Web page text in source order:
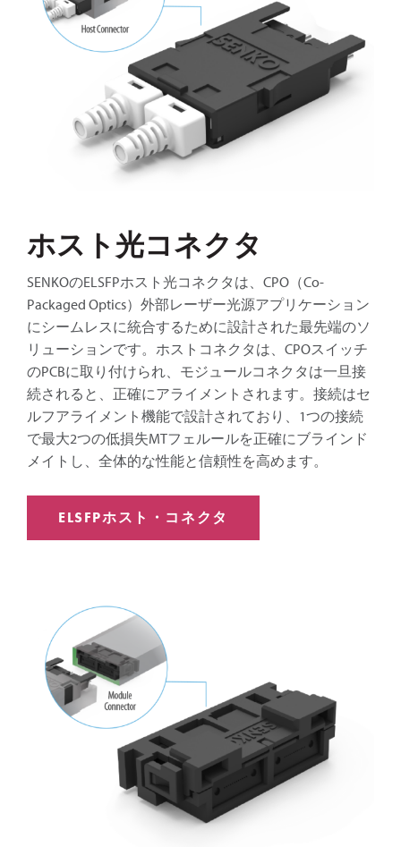
ホスト光コネクタ
SENKOのELSFPホスト光コネクタは、CPO（Co-
Packaged Optics）外部レーザー光源アプリケーション
にシームレスに統合するために設計された最先端のソ
リューションです。ホストコネクタは、CPOスイッチ
のPCBに取り付けられ、モジュールコネクタは一旦接
続されると、正確にアライメントされます。接続はセ
ルフアライメント機能で設計されており、1つの接続
で最大2つの低損失MTフェルールを正確にブラインド
メイトし、全体的な性能と信頼性を高めます。
ELSFPホスト・コネクタ